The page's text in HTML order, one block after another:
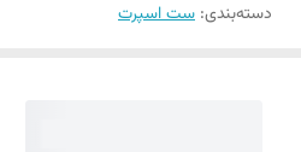
دسته‌بندی: ست اسپرت